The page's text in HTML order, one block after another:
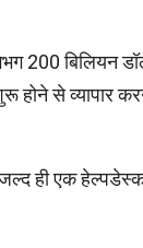
200
से व्यापार
जल्द ही एक